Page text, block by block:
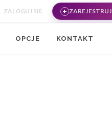
ZALOGUJ SIĘ
OPCJE KONTAKT